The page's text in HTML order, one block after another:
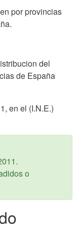
por provincias
del
de España
en el (I.N.E.)
.
o